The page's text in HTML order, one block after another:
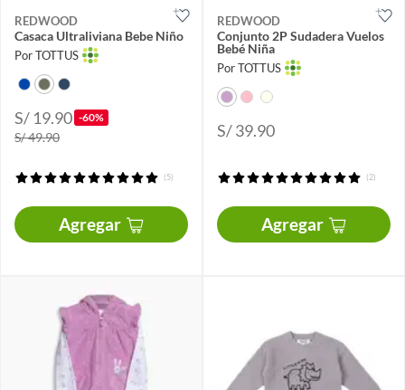
REDWOOD
Casaca Ultraliviana Bebe Niño
Por TOTTUS
S/ 19.90 -60%
S/ 49.90
(5)
Agregar
REDWOOD
Conjunto 2P Sudadera Vuelos
Bebé Niña
Por TOTTUS
S/ 39.90
(2)
Agregar